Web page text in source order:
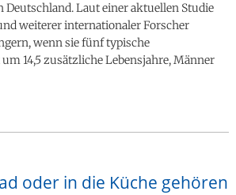
Laut einer aktuellen Studie
weiterer internationaler Forscher
wenn sie fünf typische
14,5 zusätzliche Lebensjahre, Männer
oder in die Küche gehören